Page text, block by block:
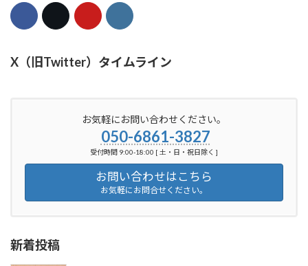
X（旧Twitter）タイムライン
お気軽にお問い合わせください。
050-6861-3827
受付時間 9:00-18:00 [ 土・日・祝日除く ]
お問い合わせはこちら
お気軽にお問合せください。
新着投稿